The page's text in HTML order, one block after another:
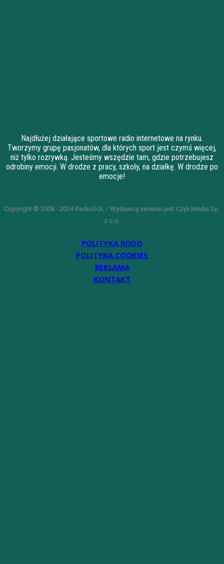
Najdłużej działające sportowe radio internetowe na rynku.
Tworzymy grupę pasjonatów, dla których sport jest czymś więcej,
niż tylko rozrywką. Jesteśmy wszędzie tam, gdzie potrzebujesz
odrobiny emocji. W drodze z pracy, szkoły, na działkę. W drodze po
emocje!
Copyright © 2008 - 2024 RadioGOL / Wydawcą serwisu jest Czyli Media Sp.
z o.o.
POLITYKA RODO
POLITYKA COOKIES
REKLAMA
KONTAKT